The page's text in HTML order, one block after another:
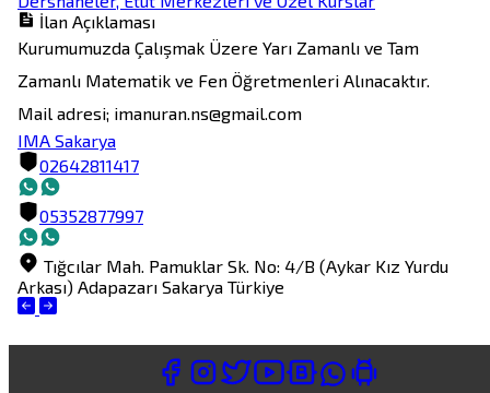
İlan Açıklaması
Kurumumuzda Çalışmak Üzere Yarı Zamanlı ve Tam
Zamanlı Matematik ve Fen Öğretmenleri Alınacaktır.
IMA Sakarya
02642811417
05352877997
Tığcılar Mah. Pamuklar Sk. No: 4/B (Aykar Kız Yurdu
Arkası) Adapazarı Sakarya Türkiye